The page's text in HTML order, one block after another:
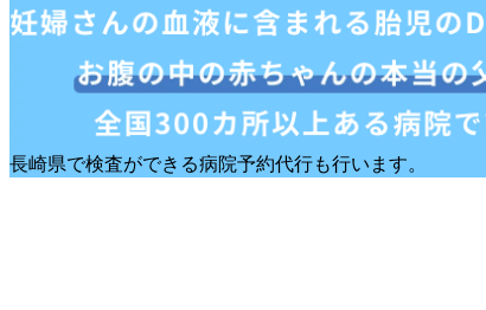
長崎県で検査ができる病院予約代行も行います。